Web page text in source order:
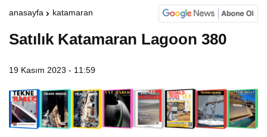
anasayfa katamaran
Satılık Katamaran Lagoon 380
19 Kasım 2023 - 11:59